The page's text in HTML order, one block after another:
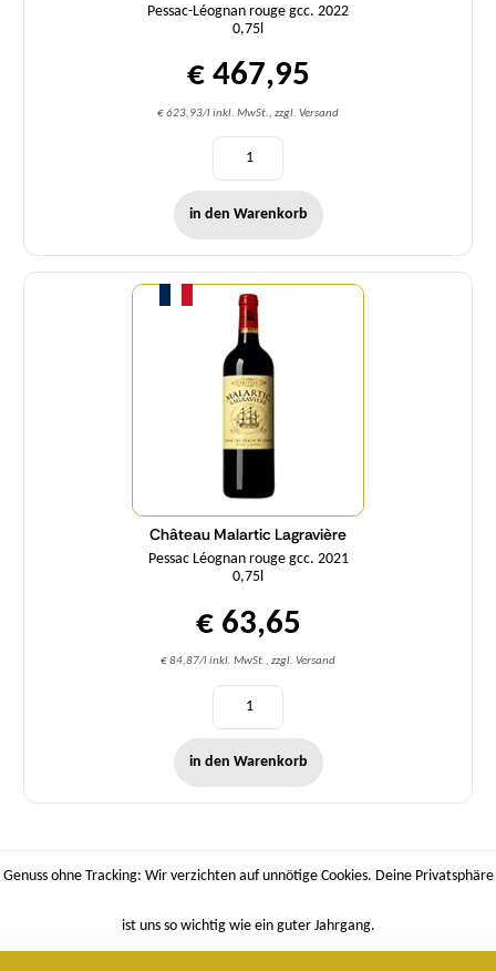
Pessac-Léognan rouge gcc. 2022
0,75l
€ 467,95
€ 623,93/l inkl. MwSt., zzgl. Versand
in den Warenkorb
Château Malartic Lagravière
Pessac Léognan rouge gcc. 2021
0,75l
€ 63,65
€ 84,87/l inkl. MwSt., zzgl. Versand
Menge
in den Warenkorb
Genuss ohne Tracking: Wir verzichten auf unnötige Cookies. Deine Privatsphäre
ist uns so wichtig wie ein guter Jahrgang.